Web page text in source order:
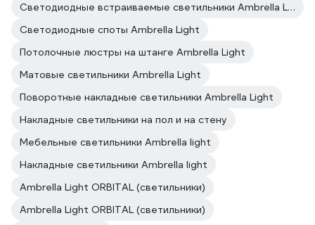
Светодиодные встраиваемые светильники Ambrella Light
Светодиодные споты Ambrella Light
Потолочные люстры на штанге Ambrella Light
Матовые светильники Ambrella Light
Поворотные накладные светильники Ambrella Light
Накладные светильники на пол и на стену
Мебельные светильники Ambrella light
Накладные светильники Ambrella light
Ambrella Light ORBITAL (светильники)
Ambrella Light ORBITAL (светильники)